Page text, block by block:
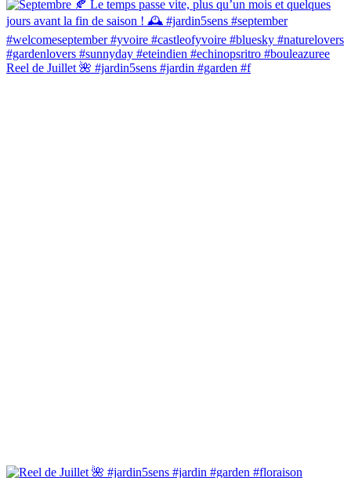
Reel de Juillet 🌺 #jardin5sens #jardin #garden #f